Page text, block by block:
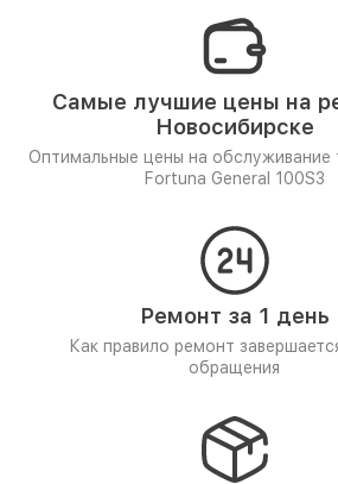
Самые лучшие цены на
Новосибирске
Оптимальные цены на обслуживание
Fortuna General 100S3
Ремонт за 1 день
Как правило ремонт
обращения